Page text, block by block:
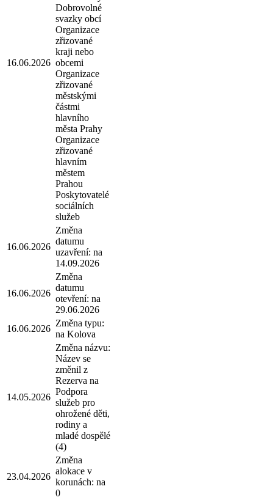
16.06.2026
Dobrovolné
svazky obcí
Organizace
zřizované
kraji nebo
obcemi
Organizace
zřizované
městskými
částmi
hlavního
města Prahy
Organizace
zřizované
hlavním
městem
Prahou
Poskytovatelé
sociálních
služeb
16.06.2026
Změna
datumu
uzavření: na
14.09.2026
16.06.2026
Změna
datumu
otevření: na
29.06.2026
16.06.2026
Změna typu:
na Kolova
14.05.2026
Změna názvu:
Název se
změnil z
Rezerva na
Podpora
služeb pro
ohrožené děti,
rodiny a
mladé dospělé
(4)
23.04.2026
Změna
alokace v
korunách: na
0